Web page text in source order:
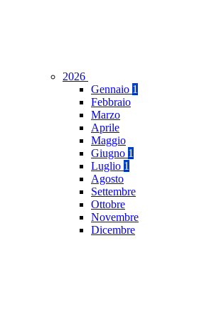
2026
Gennaio 1
Febbraio
Marzo
Aprile
Maggio
Giugno 1
Luglio 1
Agosto
Settembre
Ottobre
Novembre
Dicembre